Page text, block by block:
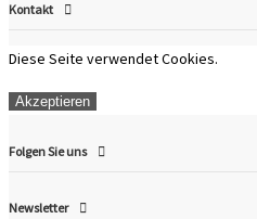
Kontakt
Diese Seite verwendet Cookies.
Akzeptieren
Folgen Sie uns
Newsletter